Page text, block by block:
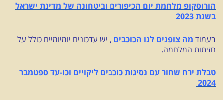
הורוסקופ מלחמת יום הכיפורים וביטחונה של מדינת ישראל
בשנת 2023
בעמוד מה צופנים לנו הכוכבים , יש עדכונים יומיומיים כולל על
חזיתות המלחמה.
טבלת ירח שחור עם נסיגות כוכבים ליקויים וכו-עד ספטמבר
2024